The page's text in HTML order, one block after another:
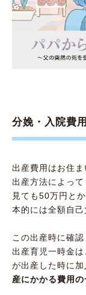
分娩・入院費
出産費用はお住
出産方法によっ
見ても50万円と
本的には全額自己
この出産時に確
出産育児一時金
が出産した時に加
産にかかる費用